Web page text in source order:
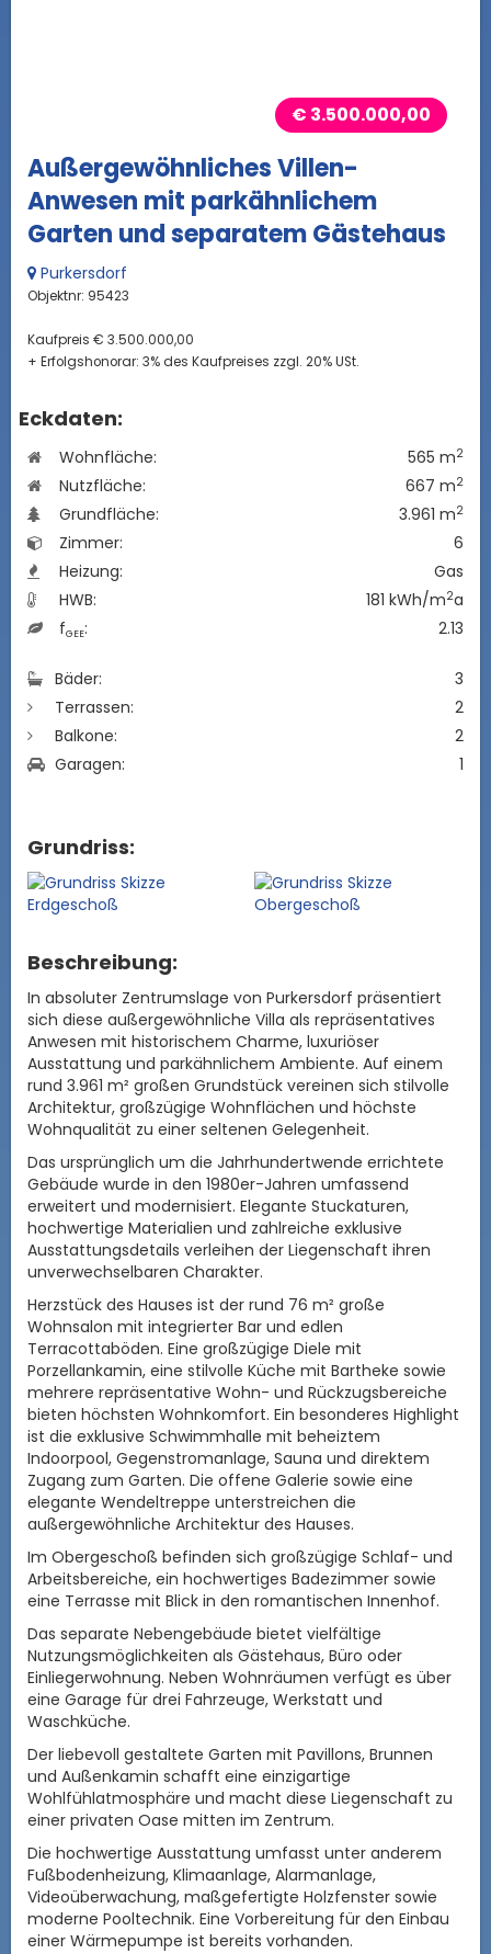
€ 3.500.000,00
Außergewöhnliches Villen-
Anwesen mit parkähnlichem
Garten und separatem Gästehaus
Purkersdorf
Objektnr: 95423
Kaufpreis € 3.500.000,00
+ Erfolgshonorar: 3% des Kaufpreises zzgl. 20% USt.
Eckdaten:
Wohnfläche: 565 m2
Nutzfläche: 667 m2
Grundfläche: 3.961 m2
Zimmer:
6
Heizung:
Gas
HWB:
181 kWh/m2a
fGEE: 2.13
Bäder:
3
Terrassen:
2
Balkone:
2
Garagen:
1
Grundriss:
Beschreibung:
In absoluter Zentrumslage von Purkersdorf präsentiert
sich diese außergewöhnliche Villa als repräsentatives
Anwesen mit historischem Charme, luxuriöser
Ausstattung und parkähnlichem Ambiente. Auf einem
rund 3.961 m² großen Grundstück vereinen sich stilvolle
Architektur, großzügige Wohnflächen und höchste
Wohnqualität zu einer seltenen Gelegenheit.
Das ursprünglich um die Jahrhundertwende errichtete
Gebäude wurde in den 1980er-Jahren umfassend
erweitert und modernisiert. Elegante Stuckaturen,
hochwertige Materialien und zahlreiche exklusive
Ausstattungsdetails verleihen der Liegenschaft ihren
unverwechselbaren Charakter.
Herzstück des Hauses ist der rund 76 m² große
Wohnsalon mit integrierter Bar und edlen
Terracottaböden. Eine großzügige Diele mit
Porzellankamin, eine stilvolle Küche mit Bartheke sowie
mehrere repräsentative Wohn- und Rückzugsbereiche
bieten höchsten Wohnkomfort. Ein besonderes Highlight
ist die exklusive Schwimmhalle mit beheiztem
Indoorpool, Gegenstromanlage, Sauna und direktem
Zugang zum Garten. Die offene Galerie sowie eine
elegante Wendeltreppe unterstreichen die
außergewöhnliche Architektur des Hauses.
Im Obergeschoß befinden sich großzügige Schlaf- und
Arbeitsbereiche, ein hochwertiges Badezimmer sowie
eine Terrasse mit Blick in den romantischen Innenhof.
Das separate Nebengebäude bietet vielfältige
Nutzungsmöglichkeiten als Gästehaus, Büro oder
Einliegerwohnung. Neben Wohnräumen verfügt es über
eine Garage für drei Fahrzeuge, Werkstatt und
Waschküche.
Der liebevoll gestaltete Garten mit Pavillons, Brunnen
und Außenkamin schafft eine einzigartige
Wohlfühlatmosphäre und macht diese Liegenschaft zu
einer privaten Oase mitten im Zentrum.
Die hochwertige Ausstattung umfasst unter anderem
Fußbodenheizung, Klimaanlage, Alarmanlage,
Videoüberwachung, maßgefertigte Holzfenster sowie
moderne Pooltechnik. Eine Vorbereitung für den Einbau
einer Wärmepumpe ist bereits vorhanden.